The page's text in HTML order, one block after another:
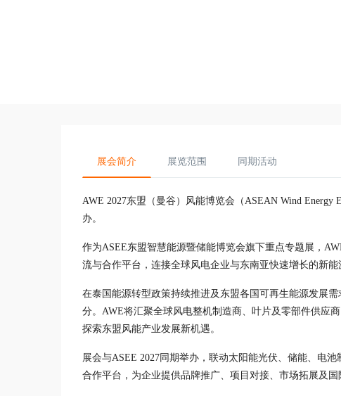
展会简介 展览范围 同期活动
AWE 2027东盟（曼谷）风能博览会（ASEAN Wind
办。
作为ASEE东盟智慧能源暨储能博览会旗下重点专题展，
流与合作平台，连接全球风电企业与东南亚快速增长的新能
在泰国能源转型政策持续推进及东盟各国可再生能源发展
分。AWE将汇聚全球风电整机制造商、叶片及零部件供应
探索东盟风能产业发展新机遇。
展会与ASEE 2027同期举办，联动太阳能光伏、储能、电
合作平台，为企业提供品牌推广、项目对接、市场拓展及国